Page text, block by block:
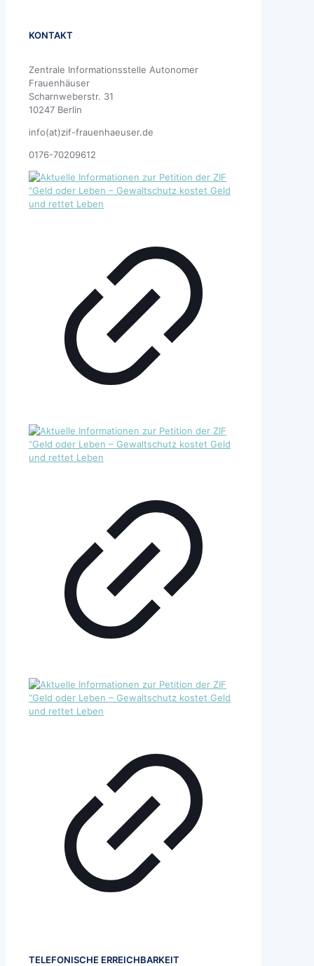
KONTAKT
Zentrale Informationsstelle Autonomer
Frauenhäuser
Scharnweberstr. 31
10247 Berlin
info(at)zif-frauenhaeuser.de
0176-70209612
TELEFONISCHE ERREICHBARKEIT